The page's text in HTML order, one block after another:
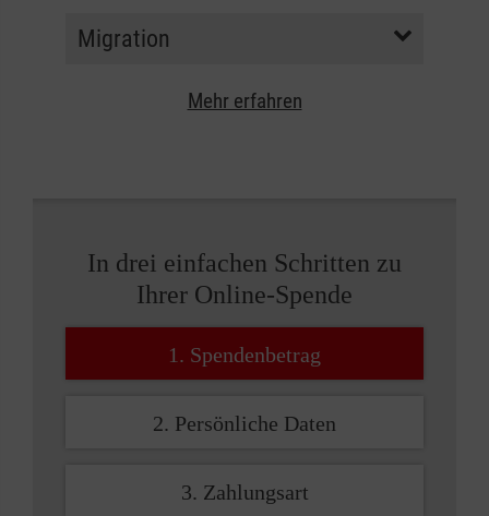
Mehr erfahren
In drei einfachen Schritten zu
Ihrer Online-Spende
1. Spendenbetrag
2. Persönliche Daten
3. Zahlungsart